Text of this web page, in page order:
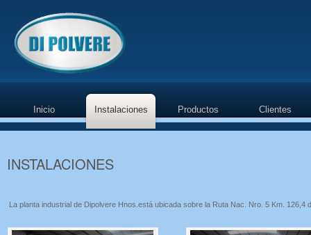
Inicio Instalaciones Productos Clientes
INSTALACIONES
La planta industrial de Dipolvere Hnos.está ubicada sobre la Ruta Nac. Nro. 5 Km.